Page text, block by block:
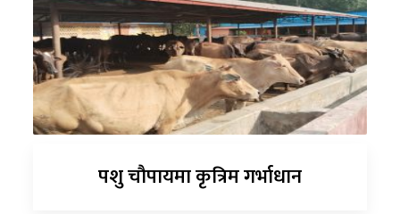
पशु चौपायमा कृत्रिम गर्भाधान